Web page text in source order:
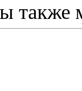
также